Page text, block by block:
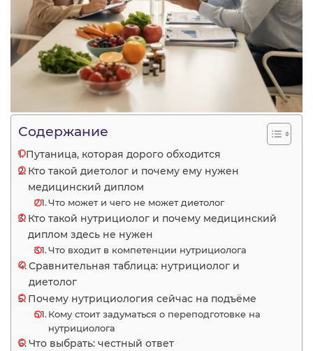
Содержание
Путаница, которая дорого обходится
Кто такой диетолог и почему ему нужен
медицинский диплом
Что может и чего не может диетолог
Кто такой нутрициолог и почему медицинский
диплом здесь не нужен
Что входит в компетенции нутрициолога
Сравнительная таблица: нутрициолог и
диетолог
Почему нутрициология сейчас на подъёме
Кому стоит задуматься о переподготовке на
нутрициолога
Что выбрать: честный ответ